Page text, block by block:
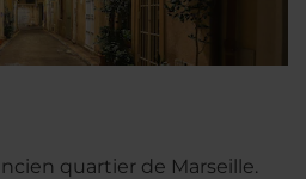
quartier de Marseille.